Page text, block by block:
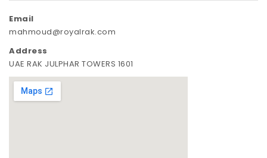
Email
mahmoud@royalrak.com
Address
UAE RAK JULPHAR TOWERS 1601